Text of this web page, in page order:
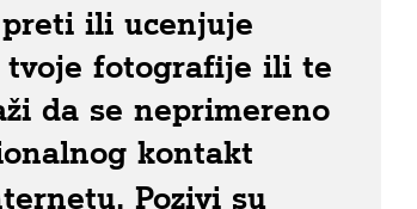
ili ucenjuje
tvoje fotografije ili te
da se neprimereno
kontakt
Pozivi su